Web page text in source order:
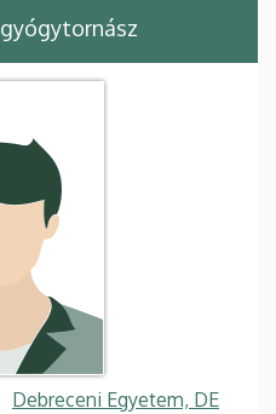
gyógytornász
Debreceni Egyetem, DE